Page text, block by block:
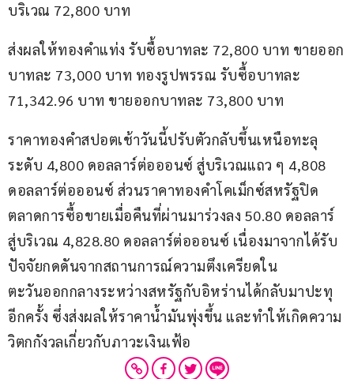
บริเวณ 72,800 บาท
ส่งผลให้ทองคำแท่ง รับซื้อบาทละ 72,800 บาท ขายออก
บาทละ 73,000 บาท ทองรูปพรรณ รับซื้อบาทละ
71,342.96 บาท ขายออกบาทละ 73,800 บาท
ราคาทองคำสปอตเช้าวันนี้ปรับตัวกลับขึ้นเหนือทะลุ
ระดับ 4,800 ดอลลาร์ต่อออนซ์ สู่บริเวณแถว ๆ 4,808
ดอลลาร์ต่อออนซ์ ส่วนราคาทองคำโคเม็กซ์สหรัฐปิด
ตลาดการซื้อขายเมื่อคืนที่ผ่านมาร่วงลง 50.80 ดอลลาร์
สู่บริเวณ 4,828.80 ดอลลาร์ต่อออนซ์ เนื่องมาจากได้รับ
ปัจจัยกดดันจากสถานการณ์ความตึงเครียดใน
ตะวันออกกลางระหว่างสหรัฐกับอิหร่านได้กลับมาปะทุ
อีกครั้ง ซึ่งส่งผลให้ราคาน้ำมันพุ่งขึ้น และทำให้เกิดความ
วิตกกังวลเกี่ยวกับภาวะเงินเฟ้อ